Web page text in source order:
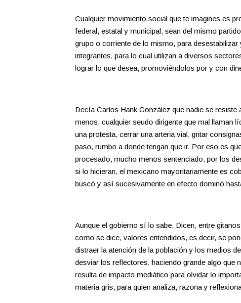
Cualquier movimiento social que te imagines es
federal, estatal y municipal, sean del mismo
grupo o corriente de lo mismo, para
integrantes, para lo cual utilizan a diversos
lograr lo que desea, promoviéndolos por y con
Decía Carlos Hank González que nadie se
menos, cualquier seudo dirigente que mal llaman
una protesta, cerrar una arteria vial, gritar
paso, rumbo a donde tengan que ir. Por eso es
procesado, mucho menos sentenciado, por los
si lo hicieran, el mexicano mayoritariamente es
buscó y así sucesivamente en efecto dominó
Aunque el gobierno sí lo sabe. Dicen, entre
como se dice, valores entendidos, es decir, se
distraer la atención de la población y los medios
desviar los reflectores, haciendo grande algo que
resulta de impacto mediático para olvidar lo
materia gris, para quien analiza, razona y